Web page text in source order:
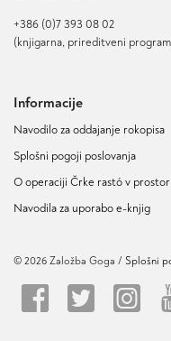
+386 (0)7 393 08 02
(knjigarna, prireditveni
Informacije
Navodilo za oddajanje rokopisa
Splošni pogoji poslovanja
O operaciji Črke rastó v prostor
Navodila za uporabo e-knjig
© 2026 Založba Goga / Splošni